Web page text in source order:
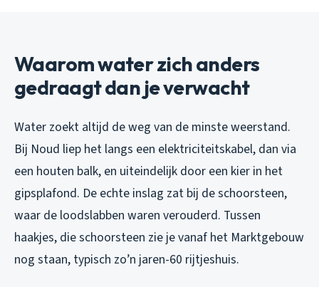
Waarom water zich anders
gedraagt dan je verwacht
Water zoekt altijd de weg van de minste weerstand.
Bij Noud liep het langs een elektriciteitskabel, dan via
een houten balk, en uiteindelijk door een kier in het
gipsplafond. De echte inslag zat bij de schoorsteen,
waar de loodslabben waren verouderd. Tussen
haakjes, die schoorsteen zie je vanaf het Marktgebouw
nog staan, typisch zo’n jaren-60 rijtjeshuis.